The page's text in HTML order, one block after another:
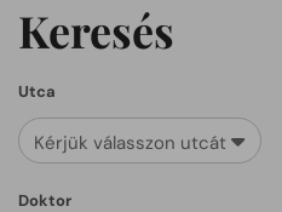
Keresés
Utca
Kérjük válasszon utcát
Doktor